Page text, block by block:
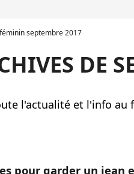
septembre 2017
DE
l'actualité et l'info au
pour garder un jean